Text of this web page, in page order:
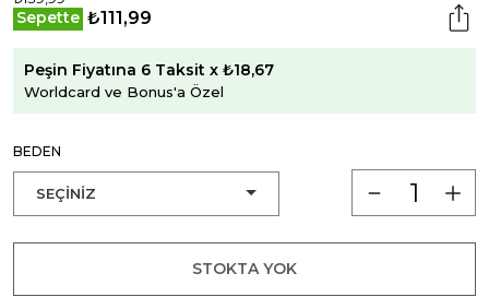
Sepette ₺111,99
Peşin Fiyatına 6 Taksit x ₺18,67
Worldcard ve Bonus'a Özel
BEDEN
STOKTA YOK